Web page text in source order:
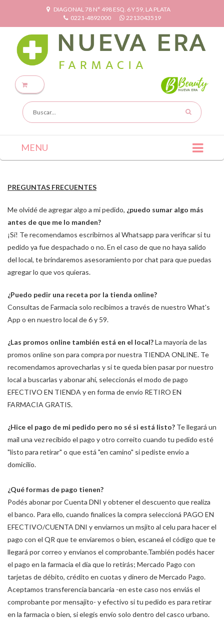
DIAGONAL 78 N° 498 ESQ. 6 Y 59, LA PLATA
0221-4892000
2213043519
MENU
PREGUNTAS FRECUENTES
Me olvidé de agregar algo a mi pedido, ¿puedo sumar algo más
antes de que me lo manden?
¡Sí! Te recomendamos escribirnos al Whatsapp para verificar si tu
pedido ya fue despachado o no. En el caso de que no haya salido
del local, te brindaremos asesoramiento por chat para que puedas
agregar lo que vos quieras.
¿Puedo pedir una receta por la tienda online?
Consultas de Farmacia solo recibimos a través de nuestro What's
App o en nuestro local de 6 y 59.
¿Las promos online también está en el local?La mayoría de las
promos online son para compra por nuestra TIENDA ONLINE. Te
recomendamos aprovecharlas y si te queda bien pasar por nuestro
local a buscarlas y abonar ahí, seleccionás el modo de pago
EFECTIVO EN TIENDA y en forma de envío RETIRO EN
FARMACIA GRATIS.
¿Hice el pago de mi pedido pero no sé si está listo? Te llegará un
mail una vez recibido el pago y otro correito cuando tu pedido esté
"listo para retirar" o que está "en camino" si pediste envío a
domicilio.
¿Qué formas de pago tienen?
Podés abonar por Cuenta DNI y obtener el descuento que realiza
el banco. Para ello, cuando finalices la compra seleccioná PAGO EN
EFECTIVO/CUENTA DNI y enviarnos un msjito al celu para hacer el
pago con el QR que te enviaremos o bien, escaneá el código que te
llegará por correo y envianos el comprobante.También podés hacer
el pago en la farmacia el día que lo retirás; Mercado Pago con
tarjetas de débito, crédito en cuotas y dinero de Mercado Pago.
Aceptamos transferencia bancaria -en este caso nos enviás el
comprobante por mensajito- y efectivo si tu pedido es para retirar
en la farmacia o bien, si elegís envío solo dentro del casco urbano.